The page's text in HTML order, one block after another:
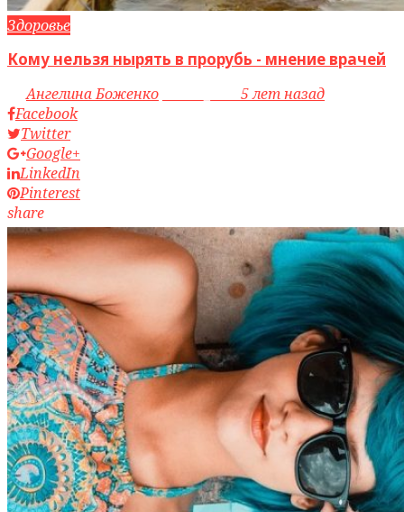
Здоровье
Кому нельзя нырять в прорубь - мнение врачей
byАнгелина Боженко
5 лет назад
Facebook
Twitter
Google+
LinkedIn
Pinterest
share